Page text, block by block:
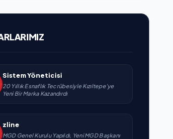
Sistem Yöneticisi
20 Yıllık Esnaflık Tecrübesiyle Kızıltepe'ye
Yeni Bir Marka Kazandırdı
zline
MGD Genel Kurulu Yapıldı, Yeni MGD Başkanı